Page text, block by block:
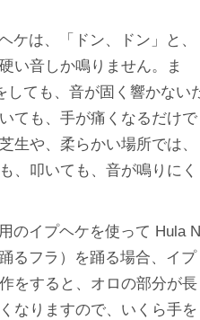
ケは、「ドン、ドン」と、
い音しか鳴りません。ま
しても、音が固く響かない
ても、手が痛くなるだけで
生や、柔らかい場所では、
、叩いても、音が鳴りにく
のイプヘケを使って Hula
るフラ）を踊る場合、イプ
をすると、オロの部分が長
なりますので、いくら手を